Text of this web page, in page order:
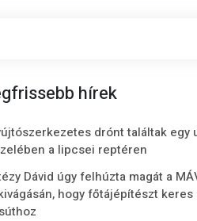
hírek
drónt találtak egy
a lipcsei reptéren
Dávid úgy felhúzta magát a
hogy főtájépítészt keres